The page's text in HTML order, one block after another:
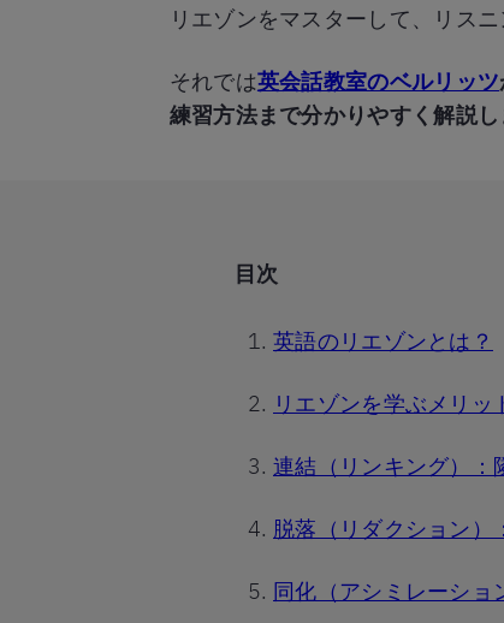
リエゾンをマスターして、リス
それでは英会話教室のベルリッツ
練習方法まで分かりやすく解説し
目次
英語のリエゾンとは？
リエゾンを学ぶメリッ
連結（リンキング）：
脱落（リダクション）
同化（アシミレーショ